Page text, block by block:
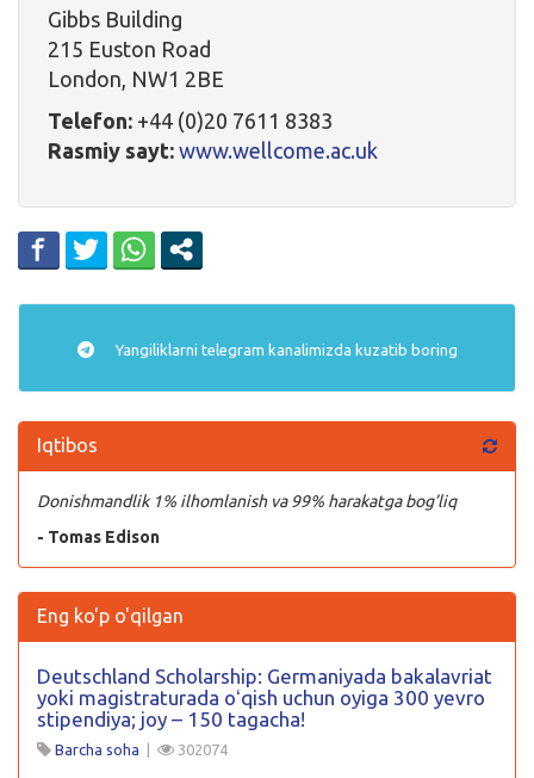
Gibbs Building
215 Euston Road
London, NW1 2BE
Telefon: +44 (0)20 7611 8383
Rasmiy sayt: www.wellcome.ac.uk
Yangiliklarni telegram kanalimizda kuzatib boring
Iqtibos
Donishmandlik 1% ilhomlanish va 99% harakatga bog’liq
- Tomas Edison
Eng ko'p o'qilgan
Deutschland Scholarship: Germaniyada bakalavriat
yoki magistraturada oʻqish uchun oyiga 300 yevro
stipendiya; joy – 150 tagacha!
Barcha soha | 302074